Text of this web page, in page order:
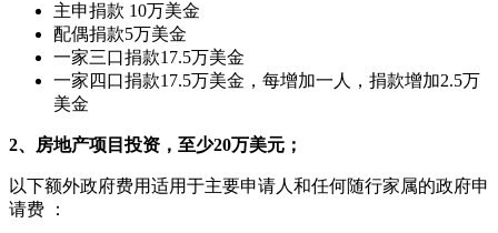
主申捐款 10万美金
配偶捐款5万美金
一家三口捐款17.5万美金
一家四口捐款17.5万美金，每增加一人，捐款增加2.5万
美金
2、房地产项目投资，至少20万美元；
以下额外政府费用适用于主要申请人和任何随行家属的政府申
请费 ：